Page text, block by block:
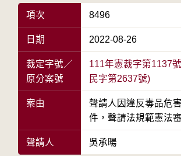
項次 8496
日期 2022-08-26
裁定字號／
原分案號
111年憲裁字第1137
民字第2637號)
案由
聲請人因違反毒品危
件，聲請法規範憲法
聲請人 吳承暘